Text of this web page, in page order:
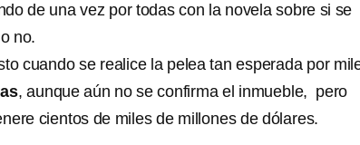
de una vez por todas con la novela sobre si se
no.
cuando se realice la pelea tan esperada por
, aunque aún no se confirma el inmueble, pero
cientos de miles de millones de dólares.